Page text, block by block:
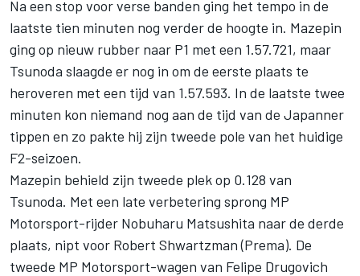
Na een stop voor verse banden ging het tempo in de
laatste tien minuten nog verder de hoogte in. Mazepin
ging op nieuw rubber naar P1 met een 1.57.721, maar
Tsunoda slaagde er nog in om de eerste plaats te
heroveren met een tijd van 1.57.593. In de laatste twee
minuten kon niemand nog aan de tijd van de Japanner
tippen en zo pakte hij zijn tweede pole van het huidige
F2-seizoen.
Mazepin behield zijn tweede plek op 0.128 van
Tsunoda. Met een late verbetering sprong MP
Motorsport-rijder Nobuharu Matsushita naar de derde
plaats, nipt voor Robert Shwartzman (Prema). De
tweede MP Motorsport-wagen van Felipe Drugovich